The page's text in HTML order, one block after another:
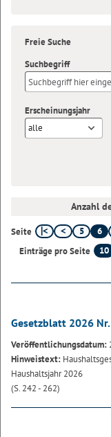
Freie Suche
Suchbegriff
Erscheinungsjahr
alle
Anzahl
Seite 5 6
Einträge pro Seite
10
Gesetzblatt 2026
Veröffentlichungsdatum:
Hinweistext:
Haushaltsjahr 2026
(S. 242 - 262)